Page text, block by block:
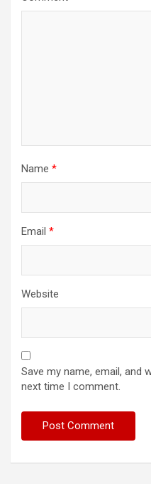
Name *
Email *
Website
Save my name, email, and
next time I comment.